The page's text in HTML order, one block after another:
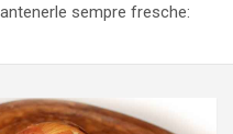
sempre fresche: